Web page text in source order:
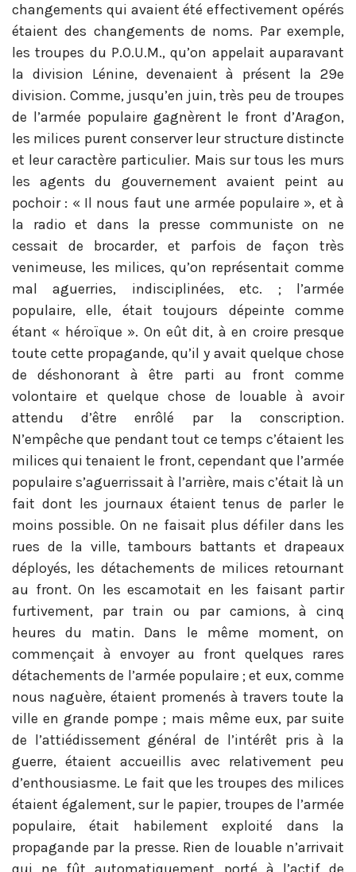
changements qui avaient été effectivement opérés
étaient des changements de noms. Par exemple,
les troupes du P.O.U.M., qu’on appelait auparavant
la division Lénine, devenaient à présent la 29e
division. Comme, jusqu’en juin, très peu de troupes
de l’armée populaire gagnèrent le front d’Aragon,
les milices purent conserver leur structure distincte
et leur caractère particulier. Mais sur tous les murs
les agents du gouvernement avaient peint au
pochoir : « Il nous faut une armée populaire », et à
la radio et dans la presse communiste on ne
cessait de brocarder, et parfois de façon très
venimeuse, les milices, qu’on représentait comme
mal aguerries, indisciplinées, etc. ; l’armée
populaire, elle, était toujours dépeinte comme
étant « héroïque ». On eût dit, à en croire presque
toute cette propagande, qu’il y avait quelque chose
de déshonorant à être parti au front comme
volontaire et quelque chose de louable à avoir
attendu d’être enrôlé par la conscription.
N’empêche que pendant tout ce temps c’étaient les
milices qui tenaient le front, cependant que l’armée
populaire s’aguerrissait à l’arrière, mais c’était là un
fait dont les journaux étaient tenus de parler le
moins possible. On ne faisait plus défiler dans les
rues de la ville, tambours battants et drapeaux
déployés, les détachements de milices retournant
au front. On les escamotait en les faisant partir
furtivement, par train ou par camions, à cinq
heures du matin. Dans le même moment, on
commençait à envoyer au front quelques rares
détachements de l’armée populaire ; et eux, comme
nous naguère, étaient promenés à travers toute la
ville en grande pompe ; mais même eux, par suite
de l’attiédissement général de l’intérêt pris à la
guerre, étaient accueillis avec relativement peu
d’enthousiasme. Le fait que les troupes des milices
étaient également, sur le papier, troupes de l’armée
populaire, était habilement exploité dans la
propagande par la presse. Rien de louable n’arrivait